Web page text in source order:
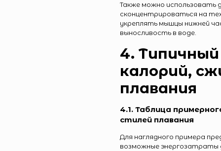
Также можно использовать
сконцентрироваться на
укреплять мышцы нижней
выносливость в воде.
4.
калорий,
плавания
4.1. Таблица
стилей плавания
Для наглядного примера
возможные энергозатраты